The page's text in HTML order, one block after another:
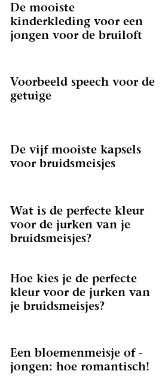
De mooiste
kinderkleding voor een
jongen voor de bruiloft
Voorbeeld speech voor de
getuige
De vijf mooiste kapsels
voor bruidsmeisjes
Wat is de perfecte kleur
voor de jurken van je
bruidsmeisjes?
Hoe kies je de perfecte
kleur voor de jurken van
je bruidsmeisjes?
Een bloemenmeisje of -
jongen: hoe romantisch!